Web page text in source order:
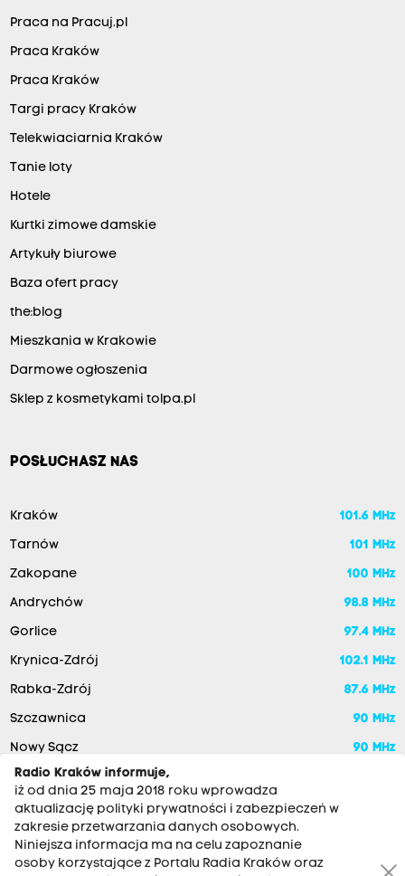
Praca na Pracuj.pl
Praca Kraków
Praca Kraków
Targi pracy Kraków
Telekwiaciarnia Kraków
Tanie loty
Hotele
Kurtki zimowe damskie
Artykuły biurowe
Baza ofert pracy
the:blog
Mieszkania w Krakowie
Darmowe ogłoszenia
Sklep z kosmetykami tolpa.pl
POSŁUCHASZ NAS
Kraków 101.6 MHz
Tarnów 101 MHz
Zakopane 100 MHz
Andrychów 98.8 MHz
Gorlice 97.4 MHz
Krynica-Zdrój 102.1 MHz
Rabka-Zdrój 87.6 MHz
Szczawnica 90 MHz
Nowy Sącz
90 MHz
Radio Kraków informuje,
iż od dnia 25 maja 2018 roku wprowadza
aktualizację polityki prywatności i zabezpieczeń w
zakresie przetwarzania danych osobowych.
Niniejsza informacja ma na celu zapoznanie
osoby korzystające z Portalu Radia Kraków oraz